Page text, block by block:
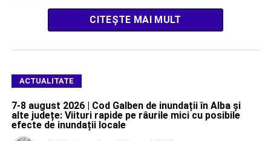
CITEȘTE MAI MULT
ACTUALITATE
7-8 august 2026 | Cod Galben de inundații în Alba și
alte județe: Viituri rapide pe râurile mici cu posibile
efecte de inundații locale